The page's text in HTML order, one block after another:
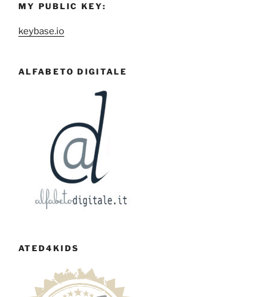
MY PUBLIC KEY:
keybase.io
ALFABETO DIGITALE
ATED4KIDS